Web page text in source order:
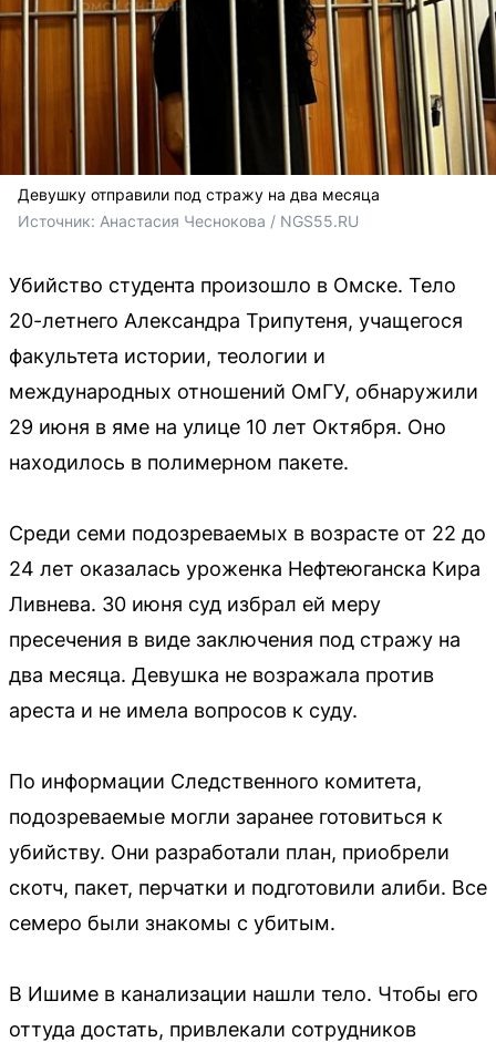
Девушку отправили под стражу на два месяца
Источник: Анастасия Чеснокова / NGS55.RU
Убийство студента произошло в Омске. Тело
20-летнего Александра Трипутеня, учащегося
факультета истории, теологии и
международных отношений ОмГУ, обнаружили
29 июня в яме на улице 10 лет Октября. Оно
находилось в полимерном пакете.
Среди семи подозреваемых в возрасте от 22 до
24 лет оказалась уроженка Нефтеюганска Кира
Ливнева. 30 июня суд избрал ей меру
пресечения в виде заключения под стражу на
два месяца. Девушка не возражала против
ареста и не имела вопросов к суду.
По информации Следственного комитета,
подозреваемые могли заранее готовиться к
убийству. Они разработали план, приобрели
скотч, пакет, перчатки и подготовили алиби. Все
семеро были знакомы с убитым.
В Ишиме в канализации нашли тело. Чтобы его
оттуда достать, привлекали сотрудников